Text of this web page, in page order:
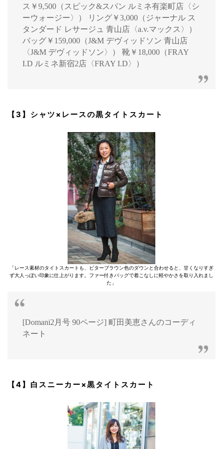
ス￥9,500（スピック&スパン ルミネ有楽町店〈シ
ーウォージー〉） リング￥3,000（ジャーナル ス
タンダード レサージュ 青山店〈a.v.マックス〉）
バッグ￥159,000（J&M デヴィッドソン 青山店
〈J&M デヴィッドソン〉） 靴￥18,000（FRAY
I.D ルミネ新宿2店〈FRAY I.D〉）
【3】シャツ×レースの黒タイトスカート
「レース素材のタイトスカートも、ビターブラウン色のダウンと合わせると、甘くなりすぎ
ず大人っぽい印象に仕上がります。ファー付きバッグで着こなしに軽やかさを取り入れまし
た」
[Domani2月号 90ページ] 町田美恵さんのコーディ
ネート
【4】白スニーカー×黒タイトスカート